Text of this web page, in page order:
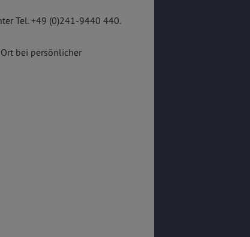
Tel. +49 (0)241-9440 440.
bei persönlicher